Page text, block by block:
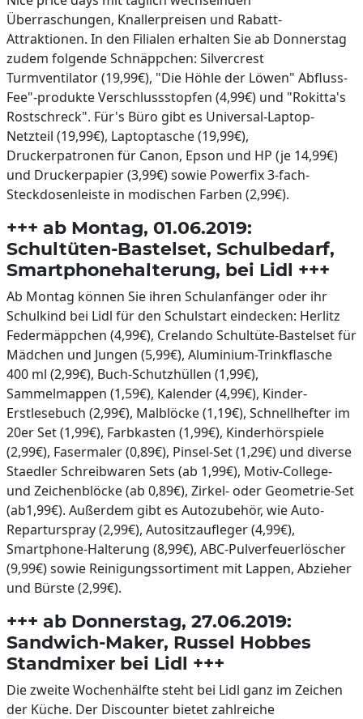
Überraschungen, Knallerpreisen und Rabatt-
Attraktionen. In den Filialen erhalten Sie ab Donnerstag
zudem folgende Schnäppchen: Silvercrest
Turmventilator (19,99€), "Die Höhle der Löwen" Abfluss-
Fee"-produkte Verschlussstopfen (4,99€) und "Rokitta's
Rostschreck". Für's Büro gibt es Universal-Laptop-
Netzteil (19,99€), Laptoptasche (19,99€),
Druckerpatronen für Canon, Epson und HP (je 14,99€)
und Druckerpapier (3,99€) sowie Powerfix 3-fach-
Steckdosenleiste in modischen Farben (2,99€).
+++ ab Montag, 01.06.2019:
Schultüten-Bastelset, Schulbedarf,
Smartphonehalterung, bei Lidl +++
Ab Montag können Sie ihren Schulanfänger oder ihr
Schulkind bei Lidl für den Schulstart eindecken: Herlitz
Federmäppchen (4,99€), Crelando Schultüte-Bastelset für
Mädchen und Jungen (5,99€), Aluminium-Trinkflasche
400 ml (2,99€), Buch-Schutzhüllen (1,99€),
Sammelmappen (1,59€), Kalender (4,99€), Kinder-
Erstlesebuch (2,99€), Malblöcke (1,19€), Schnellhefter im
20er Set (1,99€), Farbkasten (1,99€), Kinderhörspiele
(2,99€), Fasermaler (0,89€), Pinsel-Set (1,29€) und diverse
Staedler Schreibwaren Sets (ab 1,99€), Motiv-College-
und Zeichenblöcke (ab 0,89€), Zirkel- oder Geometrie-Set
(ab1,99€). Außerdem gibt es Autozubehör, wie Auto-
Reparturspray (2,99€), Autositzaufleger (4,99€),
Smartphone-Halterung (8,99€), ABC-Pulverfeuerlöscher
(9,99€) sowie Reinigungssortiment mit Lappen, Abzieher
und Bürste (2,99€).
+++ ab Donnerstag, 27.06.2019:
Sandwich-Maker, Russel Hobbes
Standmixer bei Lidl +++
Die zweite Wochenhälfte steht bei Lidl ganz im Zeichen
der Küche. Der Discounter bietet zahlreiche